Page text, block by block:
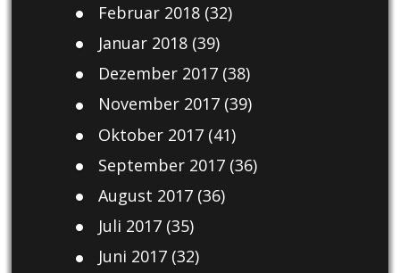
Februar 2018(32)
Januar 2018(39)
Dezember 2017(38)
November 2017(39)
Oktober 2017(41)
September 2017(36)
August 2017(36)
Juli 2017(35)
Juni 2017(32)